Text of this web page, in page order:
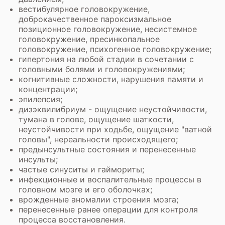
вестибулярное головокружение,
доброкачественное пароксизмальное
позиционное головокружение, несистемное
головокружение, пресинкопальное
головокружение, психогенное головокружение;
гипертония на любой стадии в сочетании с
головными болями и головокружениями;
когнитивные сложности, нарушения памяти и
концентрации;
эпилепсия;
дизэквилибриум - ощущение неустойчивости,
тумана в голове, ощущение шаткости,
неустойчивости при ходьбе, ощущение "ватной
головы", нереальности происходящего;
предынсультные состояния и перенесенные
инсульты;
частые синуситы и гаймориты;
инфекционные и воспалительные процессы в
головном мозге и его оболочках;
врожденные аномалии строения мозга;
перенесенные ранее операции для контроля
процесса восстановления.